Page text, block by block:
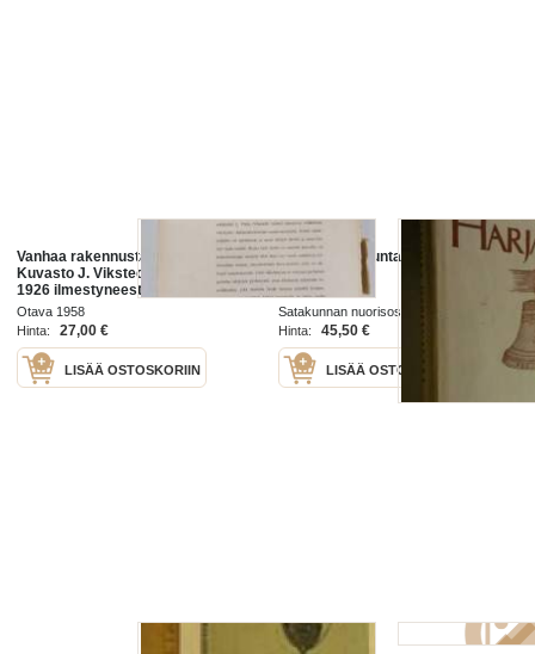
Vanhaa rakennustaidettamme :
Kuvasto J. Vikstedtin (Viisteen) v.
1926 ilmestyneestä teoksesta
"Suomen kaupunkien vanhaa
rakennustaidetta"
Otava 1958
Hinta:
27,00 €
LISÄÄ OSTOSKORIIN
Vanhaa Satakuntaa 2, Vanhaa
Harjavaltaa
Satakunnan nuorisoseurain liitto 1953
Hinta:
45,50 €
LISÄÄ OSTOSKORIIN